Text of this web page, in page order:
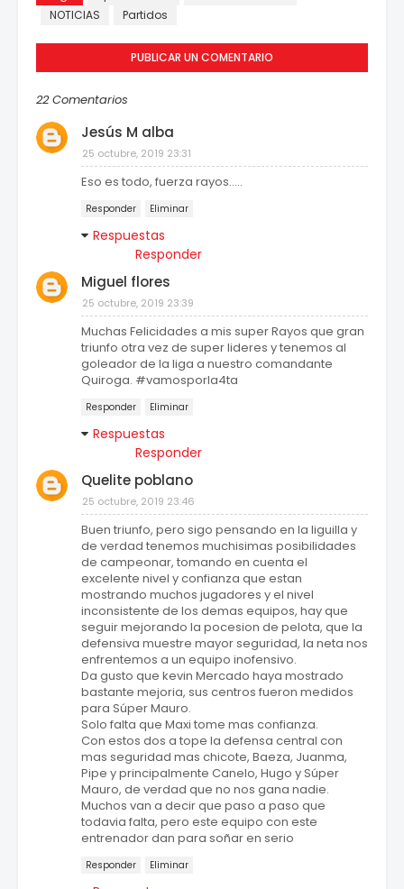
NOTICIAS
Partidos
PUBLICAR UN COMENTARIO
22 Comentarios
Jesús M alba
25 octubre, 2019 23:31
Eso es todo, fuerza rayos.....
Responder Eliminar
Respuestas
Responder
Miguel flores
25 octubre, 2019 23:39
Muchas Felicidades a mis super Rayos que gran
triunfo otra vez de super lideres y tenemos al
goleador de la liga a nuestro comandante
Quiroga. #vamosporla4ta
Responder Eliminar
Respuestas
Responder
Quelite poblano
25 octubre, 2019 23:46
Buen triunfo, pero sigo pensando en la liguilla y
de verdad tenemos muchisimas posibilidades
de campeonar, tomando en cuenta el
excelente nivel y confianza que estan
mostrando muchos jugadores y el nivel
inconsistente de los demas equipos, hay que
seguir mejorando la pocesion de pelota, que la
defensiva muestre mayor seguridad, la neta nos
enfrentemos a un equipo inofensivo.
Da gusto que kevin Mercado haya mostrado
bastante mejoria, sus centros fueron medidos
para Súper Mauro.
Solo falta que Maxi tome mas confianza.
Con estos dos a tope la defensa central con
mas seguridad mas chicote, Baeza, Juanma,
Pipe y principalmente Canelo, Hugo y Súper
Mauro, de verdad que no nos gana nadie.
Muchos van a decir que paso a paso que
todavia falta, pero este equipo con este
entrenador dan para soñar en serio
Responder Eliminar